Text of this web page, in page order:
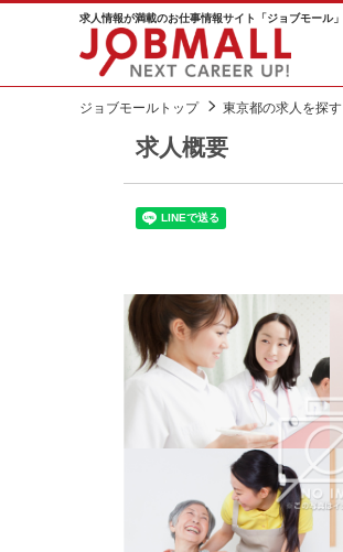
求人情報が満載のお仕事情報サイト「ジョブモール」
ジョブモールトップ 東京都の求人を探す
求人概要